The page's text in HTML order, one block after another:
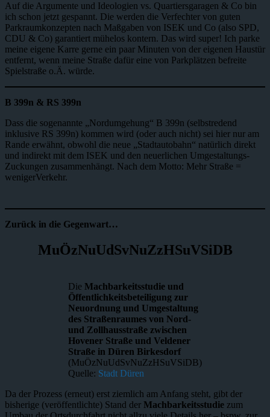
Auf die Argumente und Ideologien vs. Quartiersgaragen & Co bin
ich schon jetzt gespannt. Die werden die Verfechter von guten
Parkraumkonzepten nach Maßgaben von ISEK und Co (also SPD,
CDU & Co) garantiert mühelos kontern. Das wird super! Ich parke
meine eigene Karre gerne ein paar Minuten von der eigenen Haustür
entfernt, wenn meine Straße dafür eine von Parkplätzen befreite
Spielstraße o.Ä. würde.
B 399n & RS 399n
Dass die sogenannte „Nordumgehung“ B 399n (selbstredend
inklusive RS 399n) kommen wird (oder auch nicht) sei hier nur am
Rande erwähnt, obwohl die neue „Stadtautobahn“ natürlich direkt
und indirekt mit dem ISEK und den neuerlichen Umgestaltungs-
Zuckungen zusammenhängt. Nach dem Motto: Mehr Straße =
wenigerVerkehr.
Zurück in die Gegenwart…
MuÖzNuUdSvNuZzHSuVSiDB
Die Machbarkeitsstudie und
Öffentlichkeitsbeteiligung zur
Neuordnung und Umgestaltung
des Straßenraumes von Nord-
und Zollhausstraße zwischen
Hovener Straße und Veldener
Straße in Düren Birkesdorf
(MuÖzNuUdSvNuZzHSuVSiDB)
Quelle: Stadt Düren
Da der Prozess (erneut) erst ziemlich am Anfang steht, gibt der
bisherige (veröffentlichte) Stand der Machbarkeitsstudie zum